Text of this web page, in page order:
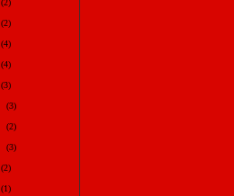
(2)
(2)
(4)
(4)
(3)
(3)
(2)
(3)
(2)
(1)